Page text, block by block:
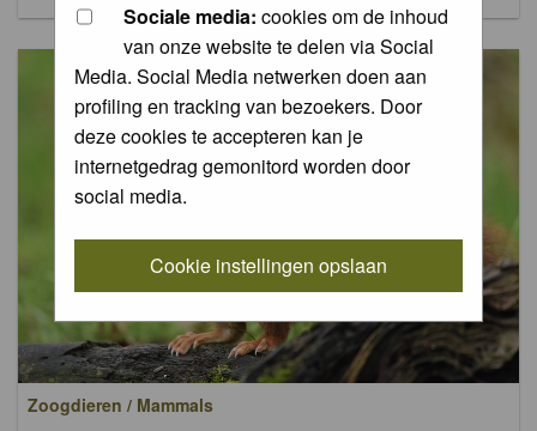
Sociale media: cookies om de inhoud
van onze website te delen via Social
Media. Social Media netwerken doen aan
profiling en tracking van bezoekers. Door
deze cookies te accepteren kan je
internetgedrag gemonitord worden door
social media.
Cookie instellingen opslaan
Zoogdieren / Mammals